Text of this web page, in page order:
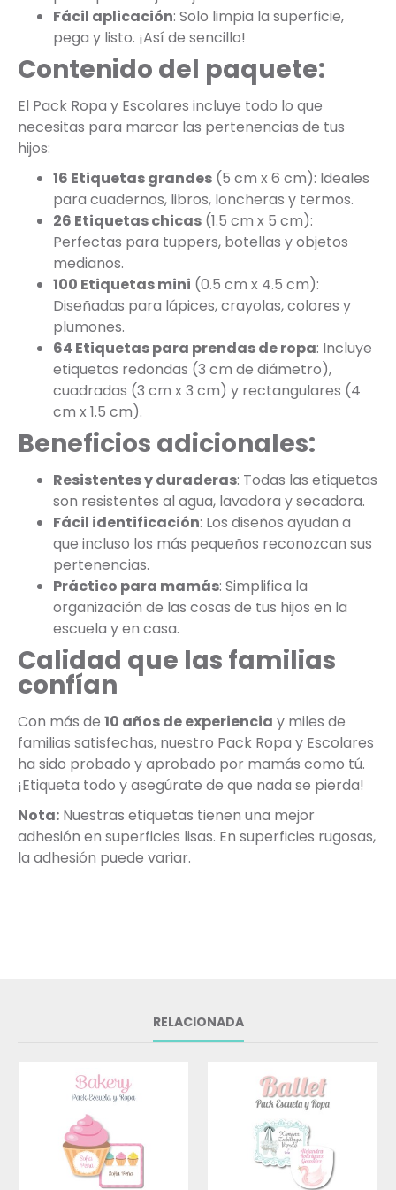
Fácil aplicación: Solo limpia la superficie,
pega y listo. ¡Así de sencillo!
Contenido del paquete:
El Pack Ropa y Escolares incluye todo lo que
necesitas para marcar las pertenencias de tus
hijos:
16 Etiquetas grandes (5 cm x 6 cm): Ideales
para cuadernos, libros, loncheras y termos.
26 Etiquetas chicas (1.5 cm x 5 cm):
Perfectas para tuppers, botellas y objetos
medianos.
100 Etiquetas mini (0.5 cm x 4.5 cm):
Diseñadas para lápices, crayolas, colores y
plumones.
64 Etiquetas para prendas de ropa: Incluye
etiquetas redondas (3 cm de diámetro),
cuadradas (3 cm x 3 cm) y rectangulares (4
cm x 1.5 cm).
Beneficios adicionales:
Resistentes y duraderas: Todas las etiquetas
son resistentes al agua, lavadora y secadora.
Fácil identificación: Los diseños ayudan a
que incluso los más pequeños reconozcan sus
pertenencias.
Práctico para mamás: Simplifica la
organización de las cosas de tus hijos en la
escuela y en casa.
Calidad que las familias
confían
Con más de 10 años de experiencia y miles de
familias satisfechas, nuestro Pack Ropa y Escolares
ha sido probado y aprobado por mamás como tú.
¡Etiqueta todo y asegúrate de que nada se pierda!
Nota: Nuestras etiquetas tienen una mejor
adhesión en superficies lisas. En superficies rugosas,
la adhesión puede variar.
RELACIONADA